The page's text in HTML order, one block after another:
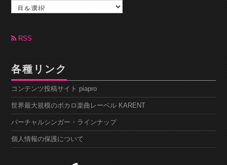
カ
ブ RSS
各種リンク
コンテンツ投稿サイト piapro
世界最大規模のボカロ楽曲レーベル KARENT
バーチャルシンガー・ラインナップ
個人情報の保護について